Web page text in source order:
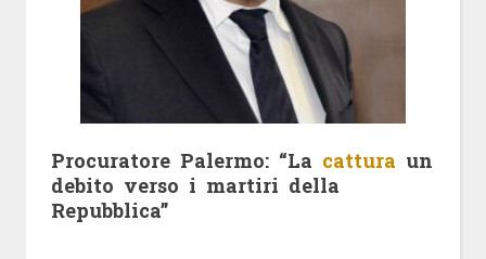
Procuratore Palermo: “La cattura un
debito verso i martiri della
Repubblica”